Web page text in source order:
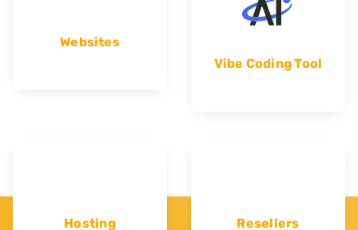
Websites
Vibe Coding Tool
Hosting Resellers